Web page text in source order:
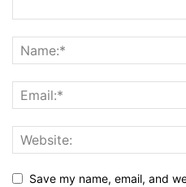
Save my name, email, and